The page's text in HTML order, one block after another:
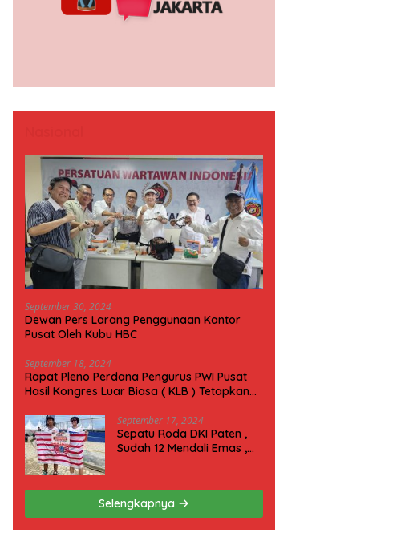
September 30, 2024
Dewan Pers Larang Penggunaan Kantor
Pusat Oleh Kubu HBC
September 18, 2024
Rapat Pleno Perdana Pengurus PWI Pusat
Hasil Kongres Luar Biasa ( KLB ) Tetapkan
September 17, 2024
Sepatu Roda DKI Paten ,
Sudah 12 Mendali Emas ,
Selengkapnya